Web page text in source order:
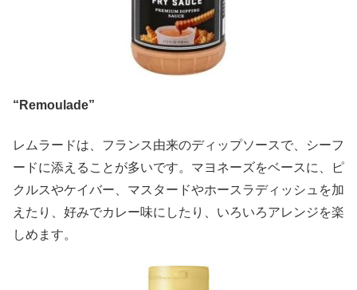
“Remoulade”
レムラードは、フランス由来のディップソースで、シーフ
ードに添えることが多いです。マヨネーズをベースに、ピ
クルスやケイバー、マスタードやホースラディッシュを加
えたり、好みでカレー味にしたり、いろいろアレンジを楽
しめます。